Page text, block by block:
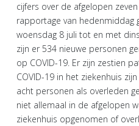
cijfers over de afgelopen
rapportage van hedenmiddag
woensdag 8 juli tot en met
zijn er 534 nieuwe personen
op COVID-19. Er zijn zestien
COVID-19 in het ziekenhuis
acht personen als overleden
niet allemaal in de afgelopen
ziekenhuis opgenomen of